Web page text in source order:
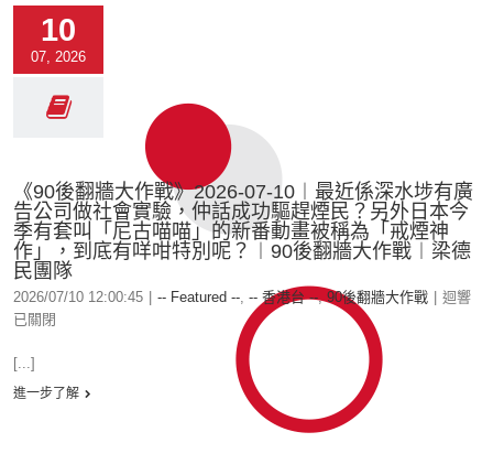
10
07, 2026
《90後翻牆大作戰》2026-07-10︱最近係深水埗有廣
告公司做社會實驗，仲話成功驅趕煙民？另外日本今
季有套叫「尼古喵喵」的新番動畫被稱為「戒煙神
作」，到底有咩咁特別呢？︱90後翻牆大作戰︱梁德
民團隊
2026/07/10 12:00:45 -- Featured --, -- 香港台 --,90後翻牆大作戰
迴響
已關閉
[...]
進一步了解